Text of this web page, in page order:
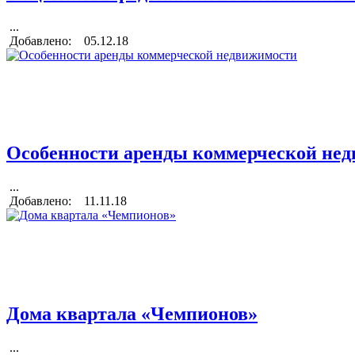
...
Добавлено: 05.12.18
Особенности аренды коммерческой
...
Добавлено: 11.11.18
Дома квартала «Чемпионов»
...